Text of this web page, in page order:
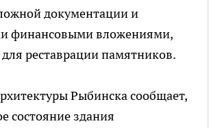
документации и
финансовыми вложениями,
реставрации памятников.
Рыбинска сообщает,
состояние здания